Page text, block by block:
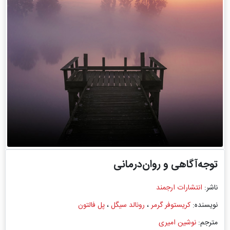
توجه‌آگاهی و روان‌درمانی
ناشر: انتشارات ارجمند
نویسنده: کریستوفر گرمر، رونالد سیگل،پل فالتون
مترجم: نوشین امیری